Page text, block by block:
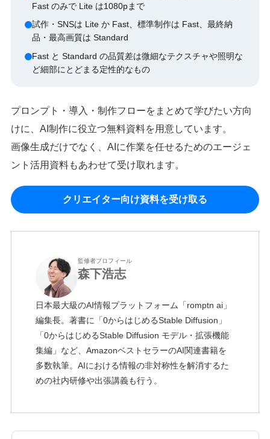
Fast のみで Lite は1080pまで
試作・SNSは Lite か Fast、標準制作は Fast、最終納
品・最高画質は Standard
Fast と Standard の品質差は微細なテクスチャや照明な
ど細部にとどまる定性的なもの
プロンプト・導入・制作フローをまとめて学びたい方向
けに、AI制作に役立つ無料資料を用意しています。
画像生成だけでなく、AIに作業を任せるためのエージェ
ント活用資料もあわせて受け取れます。
クリエイター向け資料を受け取る
監修者プロフィール
森下浩志
日本最大級のAI情報プラットフォーム「romptn ai」
編集長。著書に「0からはじめるStable Diffusion」
「0からはじめるStable Diffusion モデル・拡張機能
集編」など、AmazonベストセラーのAI関連書籍を
多数執筆。AIにおける情報の非対称性を解消するた
めの社内研修や出張講義も行う。